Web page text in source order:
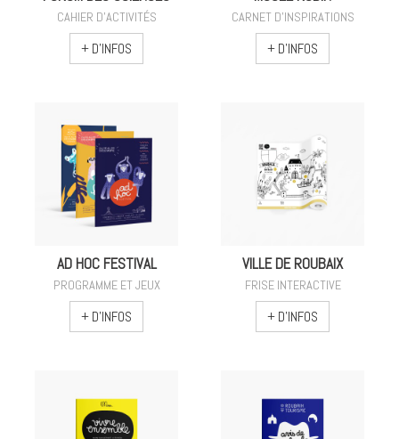
CAHIER D'ACTIVITÉS
+ D'INFOS
CARNET D'INSPIRATIONS
+ D'INFOS
AD HOC FESTIVAL
PROGRAMME ET JEUX
+ D'INFOS
VILLE DE ROUBAIX
FRISE INTERACTIVE
+ D'INFOS